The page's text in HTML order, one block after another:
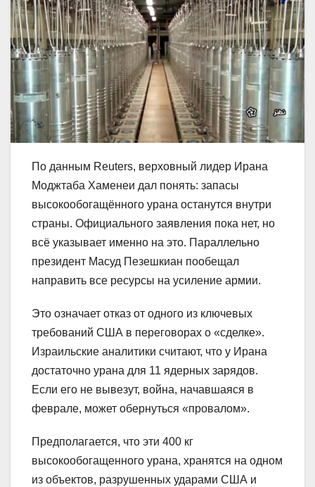
По данным Reuters, верховный лидер Ирана
Моджтаба Хаменеи дал понять: запасы
высокообогащённого урана останутся внутри
страны. Официального заявления пока нет, но
всё указывает именно на это. Параллельно
президент Масуд Пезешкиан пообещал
направить все ресурсы на усиление армии.
Это означает отказ от одного из ключевых
требований США в переговорах о «сделке».
Израильские аналитики считают, что у Ирана
достаточно урана для 11 ядерных зарядов.
Если его не вывезут, война, начавшаяся в
феврале, может обернуться «провалом».
Предполагается, что эти 400 кг
высокообогащенного урана, хранятся на одном
из объектов, разрушенных ударами США и